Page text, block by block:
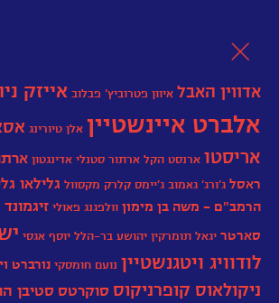
אדווין האבל איוון פטרוביץ' פבלוב אייזק
אלברט איינשטיין אלן טיורינג
אריסטו ארנסט הקל ארתור סטנלי אדינגטון
ראסל ג'ורג' גאמוב גֵ'יימְס קְלַרְק מַקְסְוֶול גלילאו
הרמב"ם - משה בן מימון וולפגנג פאולי
סארטר יגאל תומרקין יהושע בר-הלל יוסף אגסי‏
לודוויג ויטגנשטיין נועם חומסקי נורברט
ניקולאוס קופרניקוס סוקרטס סטיבן